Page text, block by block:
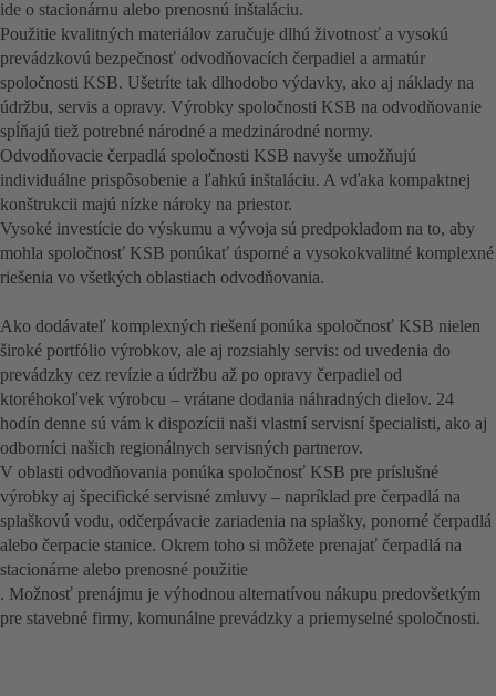
ide o stacionárnu alebo prenosnú inštaláciu.
Použitie kvalitných materiálov zaručuje dlhú životnosť a vysokú
prevádzkovú bezpečnosť odvodňovacích čerpadiel a armatúr
spoločnosti KSB. Ušetríte tak dlhodobo výdavky, ako aj náklady na
údržbu, servis a opravy. Výrobky spoločnosti KSB na odvodňovanie
spĺňajú tiež potrebné národné a medzinárodné normy.
Odvodňovacie čerpadlá spoločnosti KSB navyše umožňujú
individuálne prispôsobenie a ľahkú inštaláciu. A vďaka kompaktnej
konštrukcii majú nízke nároky na priestor.
Vysoké investície do výskumu a vývoja sú predpokladom na to, aby
mohla spoločnosť KSB ponúkať úsporné a vysokokvalitné komplexné
riešenia vo všetkých oblastiach odvodňovania.
Ako dodávateľ komplexných riešení ponúka spoločnosť KSB nielen
široké portfólio výrobkov, ale aj rozsiahly servis: od uvedenia do
prevádzky cez revízie a údržbu až po opravy čerpadiel od
ktoréhokoľvek výrobcu – vrátane dodania náhradných dielov. 24
hodín denne sú vám k dispozícii naši vlastní servisní špecialisti, ako aj
odborníci našich regionálnych servisných partnerov.
V oblasti odvodňovania ponúka spoločnosť KSB pre príslušné
výrobky aj špecifické servisné zmluvy – napríklad pre čerpadlá na
splaškovú vodu, odčerpávacie zariadenia na splašky, ponorné čerpadlá
alebo čerpacie stanice. Okrem toho si môžete prenajať čerpadlá na
stacionárne alebo prenosné použitie
. Možnosť prenájmu je výhodnou alternatívou nákupu predovšetkým
pre stavebné firmy, komunálne prevádzky a priemyselné spoločnosti.